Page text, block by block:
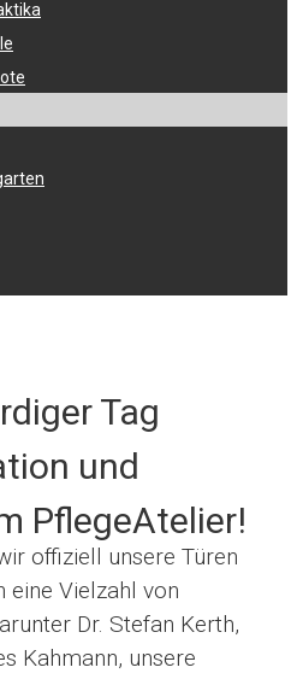
Tag
und
PflegeAtelier!
offiziell unsere Türen
eine Vielzahl von
Dr. Stefan Kerth,
Kahmann, unsere